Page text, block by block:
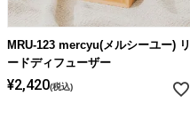
MRU-123 mercyu(メルシーユー) リ
ードディフューザー
¥2,420 税込